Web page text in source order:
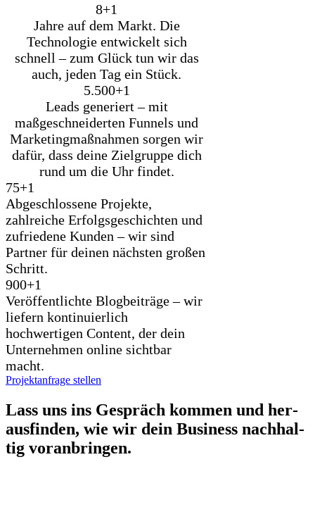
8+1
Jahre auf dem Markt. Die
Technologie entwickelt sich
schnell – zum Glück tun wir das
auch, jeden Tag ein Stück.
5.500+1
Leads generiert – mit
maßgeschneiderten Funnels und
Marketingmaßnahmen sorgen wir
dafür, dass deine Zielgruppe dich
rund um die Uhr findet.
75+1
Abgeschlossene Projekte,
zahlreiche Erfolgsgeschichten und
zufriedene Kunden – wir sind
Partner für deinen nächsten großen
Schritt.
900+1
Veröffentlichte Blogbeiträge – wir
liefern kontinuierlich
hochwertigen Content, der dein
Unternehmen online sichtbar
macht.
Projektanfrage stellen
Lass uns ins Gespräch kom­men und her­
aus­fin­den, wie wir dein Busi­ness nach­hal­
tig vor­an­brin­gen.